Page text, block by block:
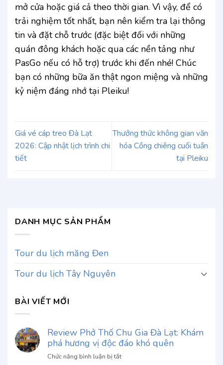
mở cửa hoặc giá cả theo thời gian. Vì vậy, để có
trải nghiệm tốt nhất, bạn nên kiểm tra lại thông
tin và đặt chỗ trước (đặc biệt đối với những
quán đông khách hoặc qua các nền tảng như
PasGo nếu có hỗ trợ) trước khi đến nhé! Chúc
bạn có những bữa ăn thật ngon miệng và những
kỷ niệm đáng nhớ tại Pleiku!
Giá vé cáp treo Đà Lạt
2026: Cập nhật lịch trình chi
tiết
Thưởng thức không gian văn
hóa Cồng chiêng cuối tuần
tại Pleiku
DANH MỤC SẢN PHẨM
Tour du lịch măng Đen
Tour du lịch Tây Nguyên
BÀI VIẾT MỚI
Review Phở Thố Chu Gia Đà Lạt: Khám
phá hương vị độc đáo khó quên
Chức năng bình luận bị tắtở